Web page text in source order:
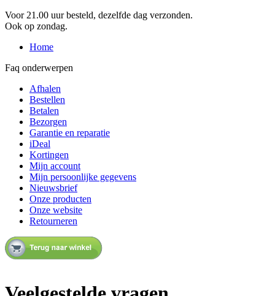
Voor 21.00 uur besteld, dezelfde dag verzonden.
Ook op zondag.
Home
Faq onderwerpen
Afhalen
Bestellen
Betalen
Bezorgen
Garantie en reparatie
iDeal
Kortingen
Mijn account
Mijn persoonlijke gegevens
Nieuwsbrief
Onze producten
Onze website
Retourneren